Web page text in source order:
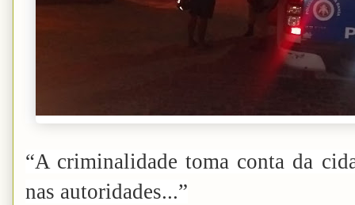
“A criminalidade toma conta da
nas autoridades...”